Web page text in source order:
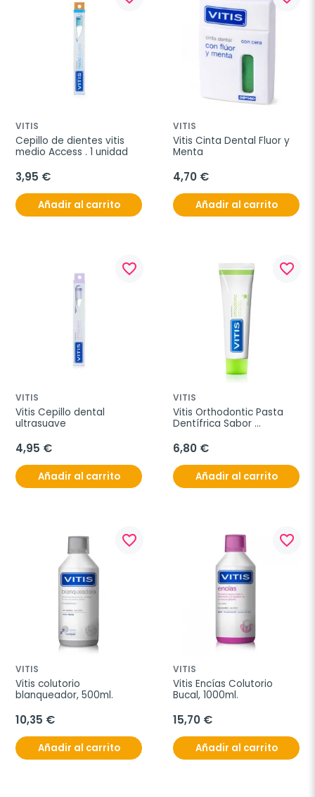
VITIS
Cepillo de dientes vitis
medio Access . 1 unidad
3,95 €
Añadir al carrito
VITIS
Vitis Cinta Dental Fluor y
Menta
4,70 €
Añadir al carrito
favorite_border
VITIS
Vitis Cepillo dental
ultrasuave
4,95 €
Añadir al carrito
favorite_border
VITIS
Vitis Orthodontic Pasta
Dentífrica Sabor
6,80 €
Añadir al carrito
favorite_border
VITIS
Vitis colutorio
blanqueador, 500ml.
10,35 €
Añadir al carrito
favorite_border
VITIS
Vitis Encías Colutorio
Bucal, 1000ml.
15,70 €
Añadir al carrito